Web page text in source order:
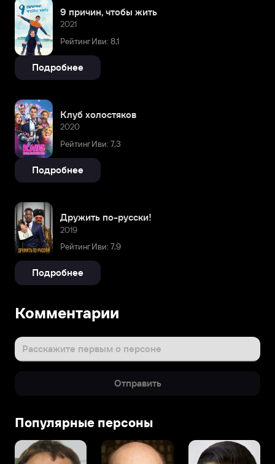
9 причин, чтобы жить
2021
Рейтинг Иви: 8,1
Подробнее
Клуб холостяков
2020
Рейтинг Иви: 7,3
Подробнее
Дружить по-русски!
2019
Рейтинг Иви: 7,9
Подробнее
Комментарии
Расскажите первым о персоне
Отправить
Популярные персоны